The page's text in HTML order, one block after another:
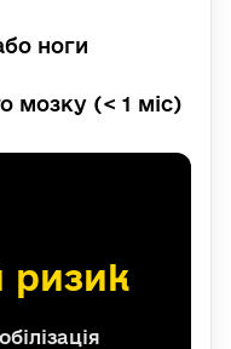
ноги
мозку (< 1 міс)
ризик